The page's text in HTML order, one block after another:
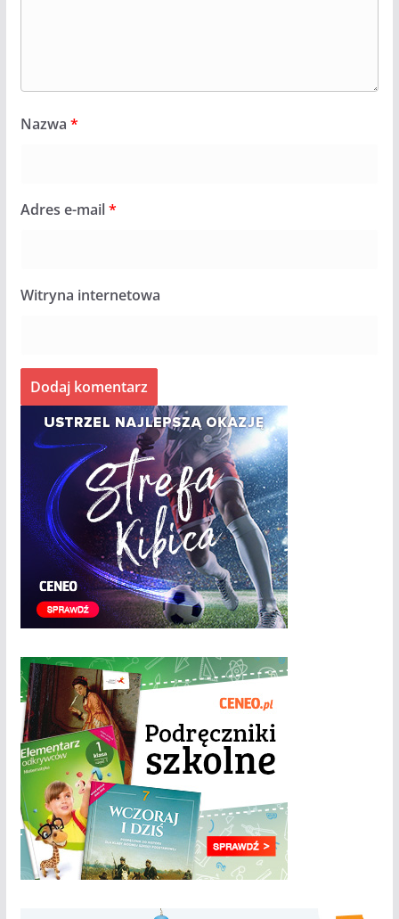
Nazwa *
Adres e-mail*
Witryna internetowa